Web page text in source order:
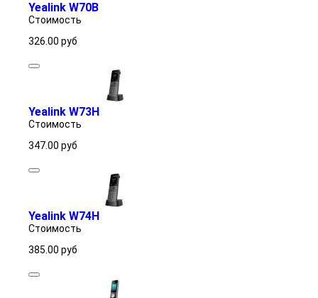
Yealink W70B
Стоимость
326.00 руб
Yealink W73H
Стоимость
347.00 руб
Yealink W74H
Стоимость
385.00 руб